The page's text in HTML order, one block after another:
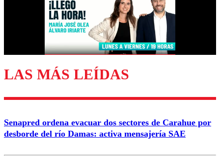
Enviar comentario
LAS MÁS LEÍDAS
Senapred ordena evacuar dos sectores de Carahue por
desborde del río Damas: activa mensajería SAE